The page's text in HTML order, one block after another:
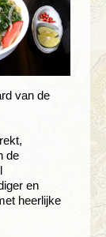
van de
de
en
heerlijke